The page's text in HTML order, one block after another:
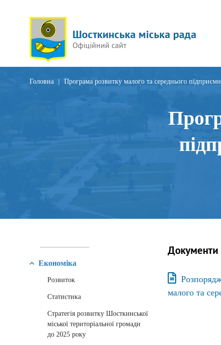
Шосткинська міська рада
Офіційний сайт
Головна Програма розвитку малого та середнього
Економіка
Розвиток
Статистика
Стратегія розвитку Шосткинської
міської територіальної громади
до 2025 року
Документи
малого та